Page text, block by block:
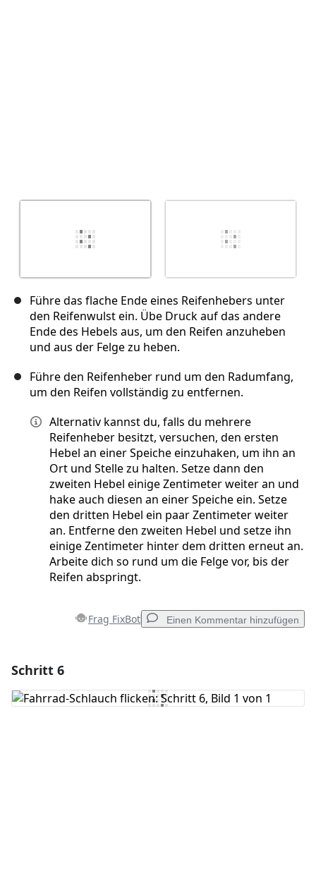
Führe das flache Ende eines Reifenhebers unter
den Reifenwulst ein. Übe Druck auf das andere
Ende des Hebels aus, um den Reifen anzuheben
und aus der Felge zu heben.
Führe den Reifenheber rund um den Radumfang,
um den Reifen vollständig zu entfernen.
Alternativ kannst du, falls du mehrere
Reifenheber besitzt, versuchen, den ersten
Hebel an einer Speiche einzuhaken, um ihn an
Ort und Stelle zu halten. Setze dann den
zweiten Hebel einige Zentimeter weiter an und
hake auch diesen an einer Speiche ein. Setze
den dritten Hebel ein paar Zentimeter weiter
an. Entferne den zweiten Hebel und setze ihn
einige Zentimeter hinter dem dritten erneut an.
Arbeite dich so rund um die Felge vor, bis der
Reifen abspringt.
Frag FixBot Einen Kommentar hinzufügen
Kommentar hinzufügen
Schritt 6